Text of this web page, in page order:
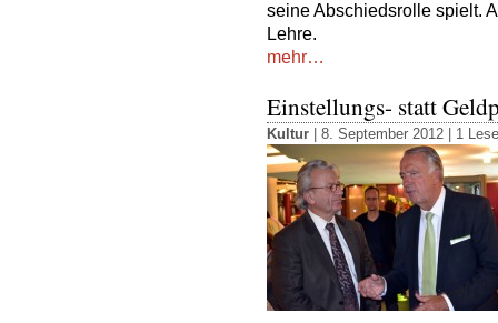
seine Abschiedsrolle spielt.
Lehre.
mehr…
Einstellungs- statt
Kultur | 8. September 2012 | 1